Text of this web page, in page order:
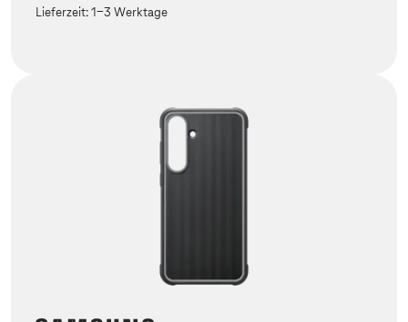
Lieferzeit:1-3 Werktage